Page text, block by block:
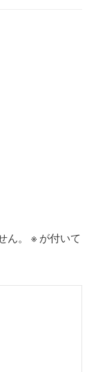
。 ※ が付いて